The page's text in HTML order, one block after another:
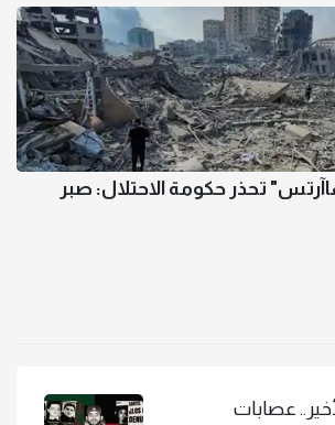
تحذر حكومة الاحتلال: صبر
عصابات